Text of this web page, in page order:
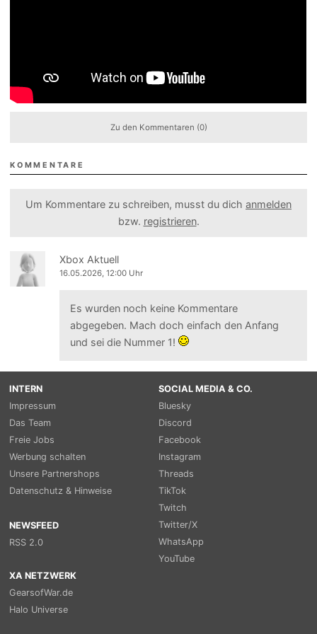
Zu den Kommentaren (0)
KOMMENTARE
Um Kommentare zu schreiben, musst du dich anmelden
bzw. registrieren.
Xbox Aktuell
16.05.2026, 12:00 Uhr
Es wurden noch keine Kommentare
abgegeben. Mach doch einfach den Anfang
und sei die Nummer 1!
INTERN
Impressum
Das Team
Freie Jobs
Werbung schalten
Unsere Partnershops
Datenschutz & Hinweise
NEWSFEED
RSS 2.0
SOCIAL MEDIA & CO.
Bluesky
Discord
Facebook
Instagram
Threads
TikTok
Twitch
Twitter/X
WhatsApp
YouTube
XA NETZWERK
GearsofWar.de
Halo Universe